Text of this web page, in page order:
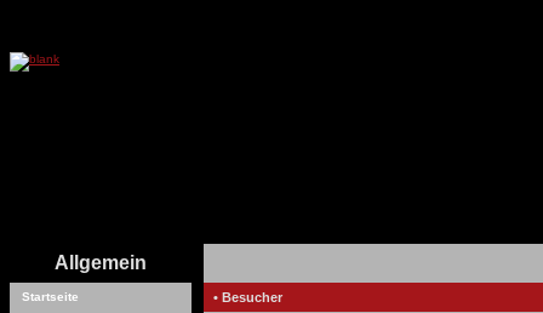
Allgemein
Startseite
• Besucher